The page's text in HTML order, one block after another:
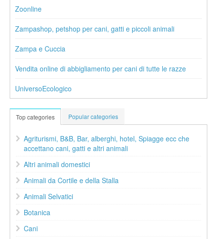
Zoonline
Zampashop, petshop per cani, gatti e piccoli animali
Zampa e Cuccia
Vendita online di abbigliamento per cani di tutte le razze
UniversoEcologico
Top categories Popular categories
Agriturismi, B&B, Bar, alberghi, hotel, Spiagge ecc che
accettano cani, gatti e altri animali
Altri animali domestici
Animali da Cortile e della Stalla
Animali Selvatici
Botanica
Cani